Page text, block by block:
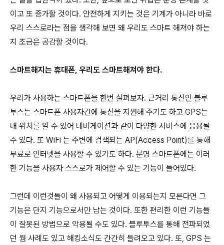
이고 또 증가할 것이다. 안전하게 지키는 것은 기계가 아니라 바로
우리 스스로라는 점을 생각해 보면 왜 우리도 스마트 해져야 하는
지 조금은 공감할 것이다.
스마트해지는 휴대폰, 우리도 스마트해져야 한다.
우리가 사용하는 스마트폰을 한번 살펴보자. 근거리 통신인 블루
투스는 스마트폰 사용자간에 통신을 지원해 주기도 하고 GPS는
내 위치를 알 수 있어 네비게이션과 같이 다양한 서비스에 응용될
수 있다. 또 WiFi 는 주변에 검색되는 AP(Access Point)를 통해
무료로 인터넷을 사용할 수 있기도 하다. 분명 스마트폰에는 이러
한 기능을 사용자 스스로가 제어할 수 있는 기능이 들어있다.
그런데 이런것들이 왜 사용되고 어떻게 이용되는지 모른다면 그
기능은 단지 기능으로서만 남는 것이다. 또한 편리한 이런 기능들
이 잘못된 방법으로 악용될 수도 있다. 블루투스를 통해 전파되었
던 웜 사례도 있고 해킹소식도 간간히 들려오고 있다. 또, GPS 는